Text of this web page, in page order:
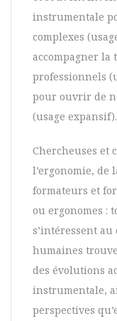
instrumentale
complexes
accompagner
professionnels
pour ouvrir de
(usage expansif).
Chercheuses et
l’ergonomie, de
formateurs et
ou ergonomes :
s’intéressent
humaines
des évolutions
instrumentale,
perspectives